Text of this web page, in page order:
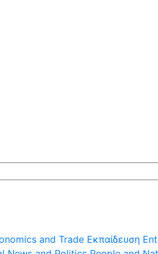
and Trade Εκπαίδευση